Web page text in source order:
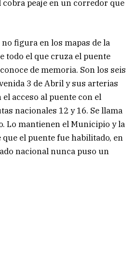
cobra peaje en un corredor que
figura en los mapas de la
todo el que cruza el puente
de memoria. Son los seis
3 de Abril y sus arterias
acceso al puente con el
nacionales 12 y 16. Se llama
Lo mantienen el Municipio y la
que el puente fue habilitado, en
nacional nunca puso un